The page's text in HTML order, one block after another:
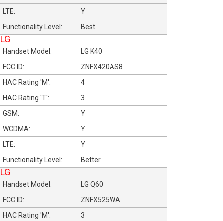
Y
Best
LG
LG K40
ZNFX420AS8
4
3
Y
Y
Y
Better
LG
LG Q60
ZNFX525WA
3